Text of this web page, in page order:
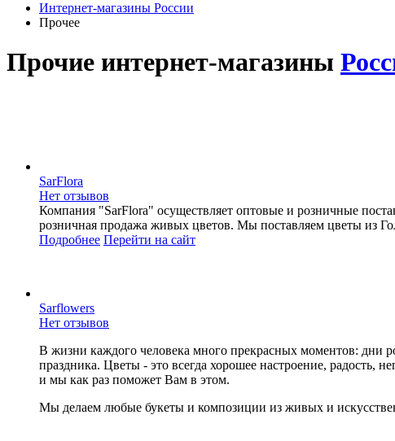
Интернет-магазины России
Прочее
Прочие интернет-магазины
SarFlora
Нет отзывов
Компания "SarFlora" осуществляет оптовые и розничные
розничная продажа живых цветов. Мы поставляем цветы из
Подробнее Перейти на сайт
Sarflowers
Нет отзывов
В жизни каждого человека много прекрасных моментов: дни
праздника. Цветы - это всегда хорошее настроение, радость,
и мы как раз поможет Вам в этом.
Мы делаем любые букеты и композиции из живых и